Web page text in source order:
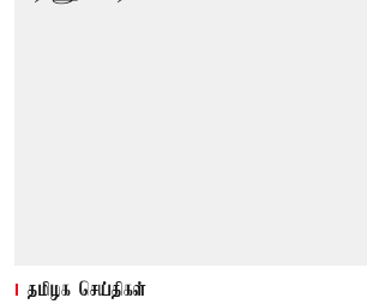
தமிழக செய்திகள்